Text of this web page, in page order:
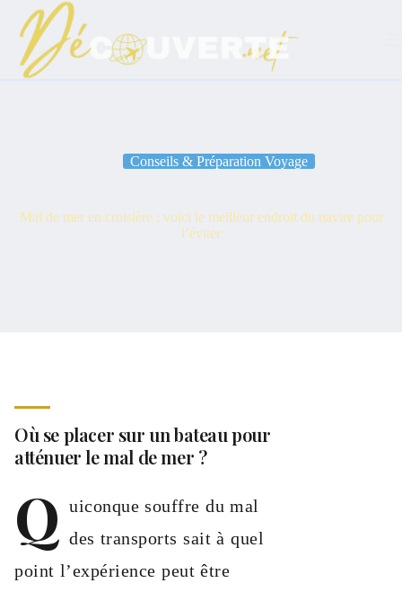
contenu
Conseils & Préparation Voyage
Mal de mer en croisière : voici le meilleur endroit du navire pour
l’éviter
Où se placer sur un bateau pour
atténuer le mal de mer ?
Q uiconque souffre du mal
des transports sait à quel
point l’expérience peut être